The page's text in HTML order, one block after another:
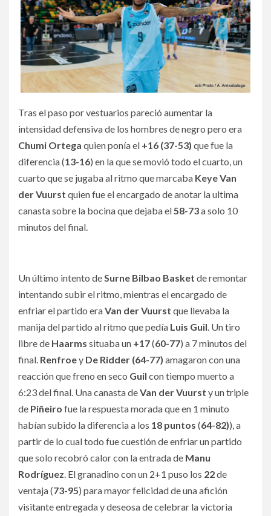
Tras el paso por vestuarios pareció aumentar la
intensidad defensiva de los hombres de negro pero era
Chumi Ortega quien ponía el +16 (37-53) que fue la
diferencia (13-16) en la que se movió todo el cuarto, un
cuarto que se jugaba al ritmo que marcaba Keye Van
der Vuurst quien fue el encargado de anotar la ultima
canasta sobre la bocina que dejaba el58-73a solo 10
minutos del final.
Un último intento deSurne Bilbao Basket de remontar
intentando subir el ritmo, mientras el encargado de
enfriar el partido eraVan der Vuurst que llevaba la
manija del partido al ritmo que pedía Luis Guil. Un tiro
libre de Haarms situaba un +17(60-77) a 7 minutos del
final. Renfroey De Ridder (64-77) amagaron con una
reacción que freno en seco Guil con tiempo muerto a
6:23 del final. Una canasta deVan der Vuurst y un triple
de Piñeiro fue la respuesta morada que en 1 minuto
habían subido la diferencia a los 18 puntos (64-82)), a
partir de lo cual todo fue cuestión de enfriar un partido
que solo recobró calor con la entrada de Manu
Rodríguez. El granadino con un 2+1 puso los 22de
ventaja (73-95) para mayor felicidad de una afición
visitante entregada y deseosa de celebrar la victoria